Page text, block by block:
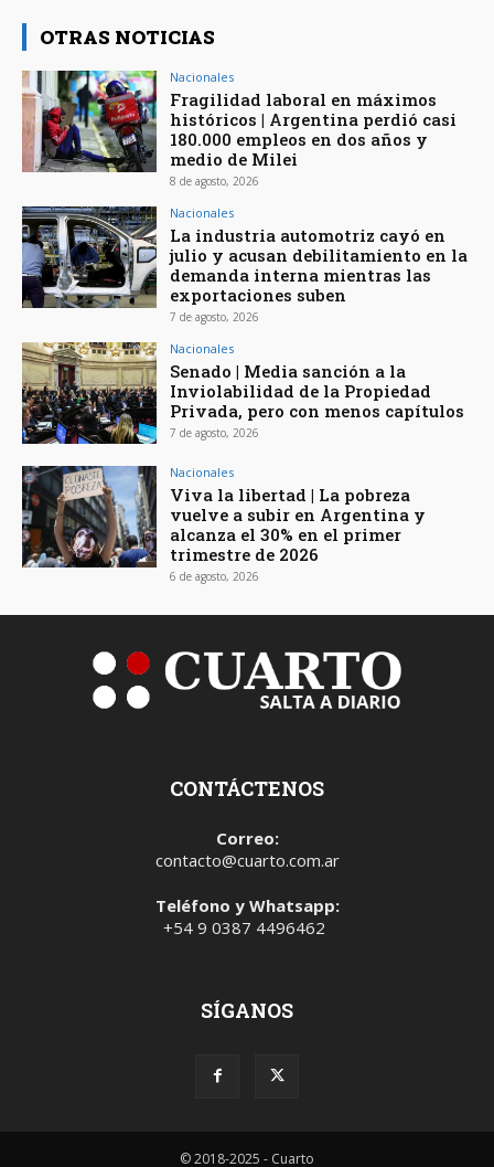
OTRAS NOTICIAS
Nacionales
Fragilidad laboral en máximos
históricos | Argentina perdió casi
180.000 empleos en dos años y
medio de Milei
8 de agosto, 2026
Nacionales
La industria automotriz cayó en
julio y acusan debilitamiento en la
demanda interna mientras las
exportaciones suben
7 de agosto, 2026
Nacionales
Senado | Media sanción a la
Inviolabilidad de la Propiedad
Privada, pero con menos capítulos
7 de agosto, 2026
Nacionales
Viva la libertad | La pobreza
vuelve a subir en Argentina y
alcanza el 30% en el primer
trimestre de 2026
6 de agosto, 2026
CONTÁCTENOS
Correo:
contacto@cuarto.com.ar
Teléfono y Whatsapp:
+54 9 0387 4496462
SÍGANOS
© 2018-2025 - Cuarto